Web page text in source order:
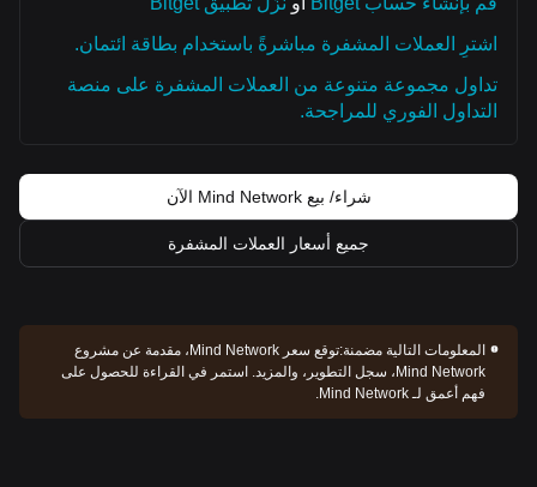
اشترِ العملات المشفرة مباشرةً باستخدام بطاقة ائتمان.
تداول مجموعة متنوعة من العملات المشفرة على منصة
التداول الفوري للمراجحة.
شراء/ بيع Mind Network الآن
جميع أسعار العملات المشفرة
المعلومات التالية مضمنة:
توقع سعر Mind Network، مقدمة عن مشروع
Mind Network، سجل التطوير، والمزيد. استمر في القراءة للحصول على
فهم أعمق لـ Mind Network.